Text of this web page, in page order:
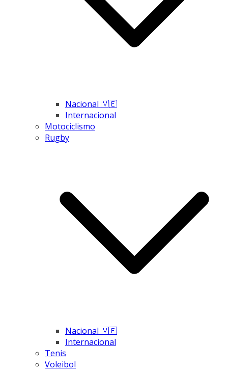
Nacional 🇻🇪
Internacional
Motociclismo
Rugby
Nacional 🇻🇪
Internacional
Tenis
Voleibol